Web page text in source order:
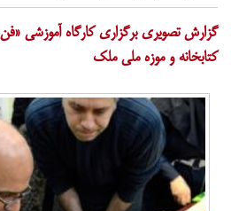
​گزارش تصویری برگزاری کارگاه آموزشی «فن
کتابخانه و موزه ملی ملک